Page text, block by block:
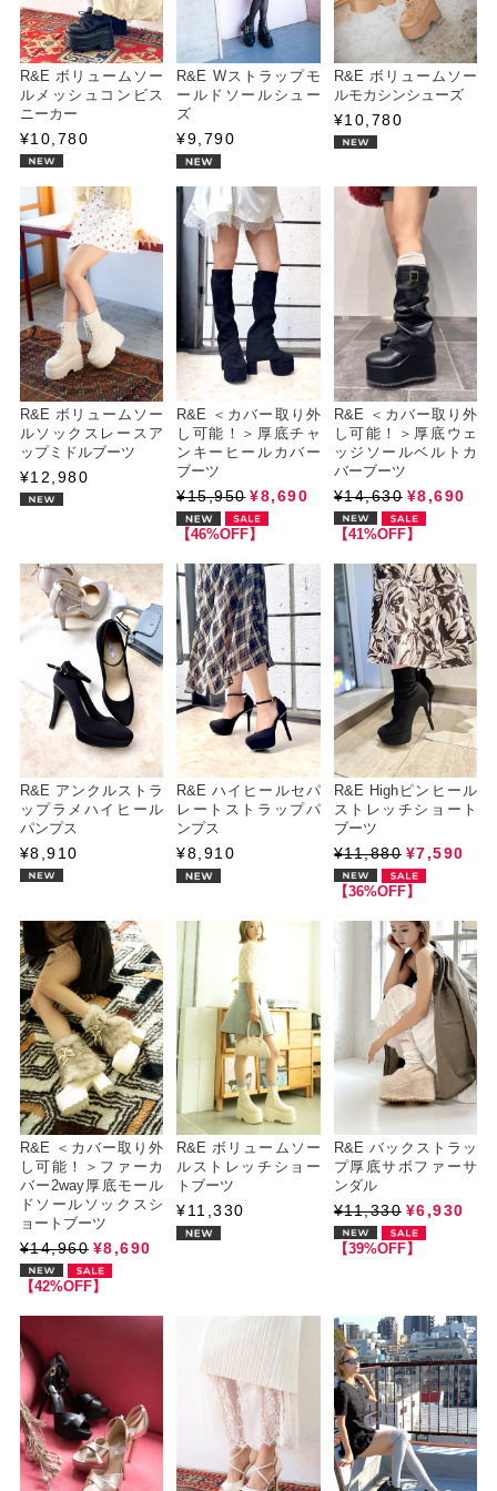
R&E ボリュームソー
ルメッシュコンビス
ニーカー
¥10,780
R&E Wストラップモ
ールドソールシュー
ズ
¥9,790
R&E ボリュームソー
ルモカシンシューズ
¥10,780
R&E ボリュームソー
ルソックスレースア
ップミドルブーツ
¥12,980
R&E ＜カバー取り外
し可能！＞厚底チャ
ンキーヒールカバー
ブーツ
¥15,950 ¥8,690
【46%OFF】
R&E ＜カバー取り外
し可能！＞厚底ウェ
ッジソールベルトカ
バーブーツ
¥14,630 ¥8,690
【41%OFF】
R&E アンクルストラ
ップラメハイヒール
パンプス
¥8,910
R&E ハイヒールセパ
レートストラップパ
ンプス
¥8,910
R&E Highピンヒール
ストレッチショート
ブーツ
¥11,880 ¥7,590
【36%OFF】
R&E ＜カバー取り外
し可能！＞ファーカ
バー2way厚底モール
ドソールソックスシ
ョートブーツ
¥14,960 ¥8,690
【42%OFF】
R&E ボリュームソー
ルストレッチショー
トブーツ
¥11,330
R&E バックストラッ
プ厚底サボファーサ
ンダル
¥11,330 ¥6,930
【39%OFF】